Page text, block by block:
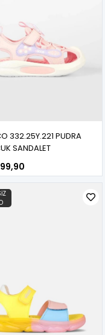
332.25Y.221 PUDRA
SANDALET